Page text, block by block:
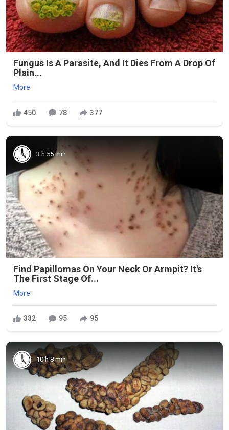
Fungus Is A Parasite, And It Dies From A Drop Of
Plain...
More
450 78 377
3 h 55 min
Find Papillomas On Your Neck Or Armpit? It's
The First Stage Of...
More
332 95 95
10 h 8 min